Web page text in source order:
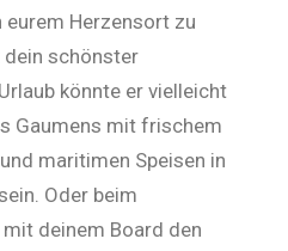
Herzensort zu
dein schönster
könnte er vielleicht
Gaumens mit frischem
maritimen Speisen in
Oder beim
deinem Board den